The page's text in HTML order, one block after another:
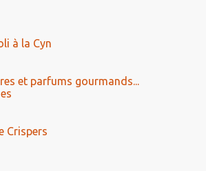
à la Cyn
et parfums gourmands...
Crispers